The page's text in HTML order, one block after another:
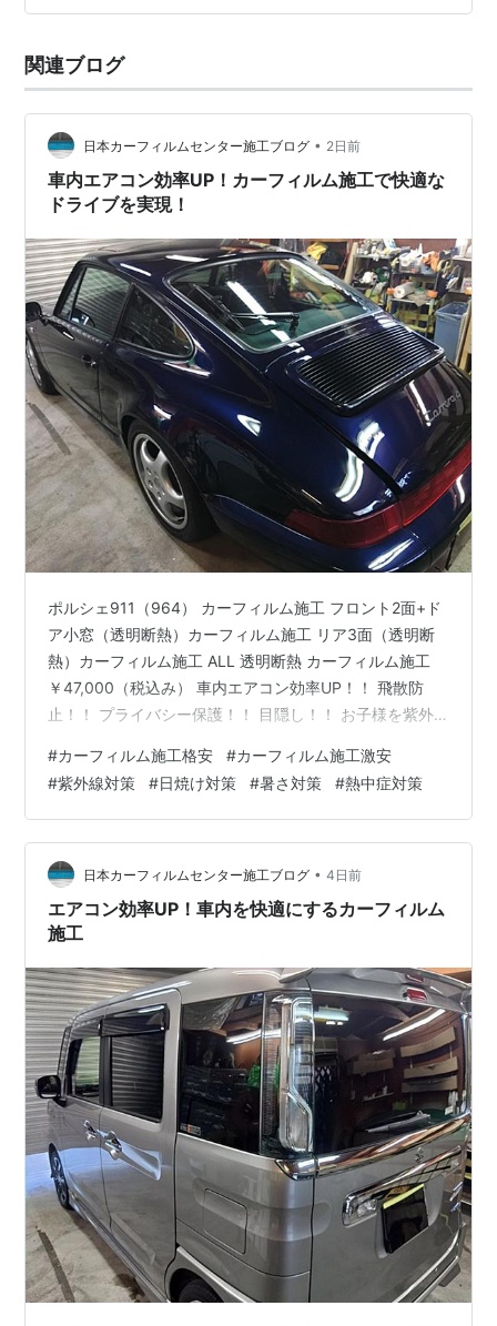
ラスコーティング ドレスアップ 軽貨物の目隠し・防犯対
込) ＊ドア三角ある場合+￥…
関連ブログ
日本カーフィルムセンター施工ブログ • 2日前
車内エアコン効率UP！カーフィルム施工で快適な
ドライブを実現！
ポルシェ911（964） カーフィルム施工 フロント2面+ド
ア小窓（透明断熱）カーフィルム施工 リア3面（透明断
熱）カーフィルム施工 ALL 透明断熱 カーフィルム施工
￥47,000（税込み） 車内エアコン効率UP！！ 飛散防
止！！ プライバシー保護！！ 目隠し！！ お子様を紫外
難対策 飛散防止 紫外線対策 日焼け対策 暑さ対策 猛暑対
策 酷暑対策 熱中症対策 燃費向上 断熱 商用車 軽自動車
軽貨物 配送車 洗車 メンテナンス ガラスコーティング ド
レスアップ 軽貨物の目隠し・防犯対策 軽自動車 リア5面
カーフィルム施工 激安 ￥1…
#カーフィルム施工格安 #カーフィルム施工激安
#紫外線対策 #日焼け対策 #暑さ対策 #熱中症対策
日本カーフィルムセンター施工ブログ • 4日前
エアコン効率UP！車内を快適にするカーフィルム
施工